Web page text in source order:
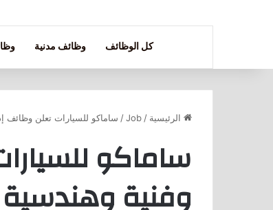
كل الوظائف وظائف مدنية
الرئيسية /
Job
/ ساماكو للسيارات تعلن وظائف
ساماكو
وفنية